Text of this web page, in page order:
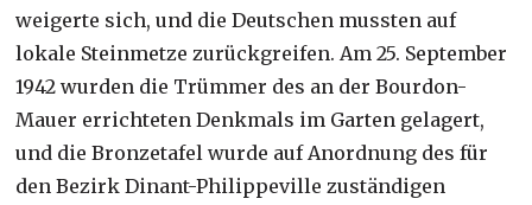
weigerte sich, und die Deutschen mussten auf
lokale Steinmetze zurückgreifen. Am 25. September
1942 wurden die Trümmer des an der Bourdon-
Mauer errichteten Denkmals im Garten gelagert,
und die Bronzetafel wurde auf Anordnung des für
den Bezirk Dinant-Philippeville zuständigen